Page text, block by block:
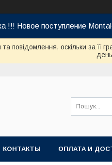
!!! Новое поступление
повідомлення, оскільки за її
КОНТАКТЫ ОПЛАТА И